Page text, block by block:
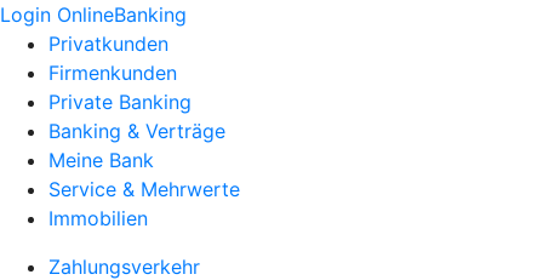
Login OnlineBanking
Privatkunden
Firmenkunden
Private Banking
Banking & Verträge
Meine Bank
Service & Mehrwerte
Immobilien
Zahlungsverkehr